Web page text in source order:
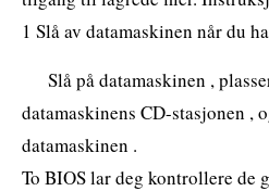
1 Slå av datamaskinen når du
Slå på datamaskinen ,
datamaskinens CD-stasjonen ,
datamaskinen .
To BIOS lar deg kontrollere de